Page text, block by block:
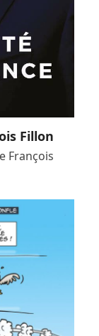
Fillon
François